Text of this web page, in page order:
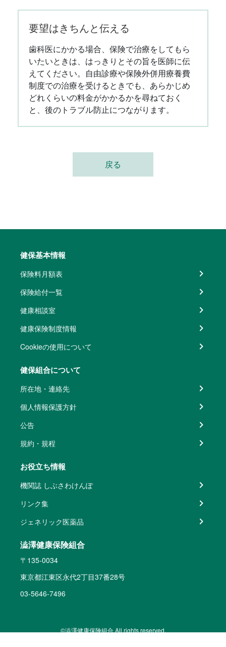
要望はきちんと伝える
歯科医にかかる場合、保険で治療をしてもら
いたいときは、はっきりとその旨を医師に伝
えてください。自由診療や保険外併用療養費
制度での治療を受けるときでも、あらかじめ
どれくらいの料金がかかるかを尋ねておく
と、後のトラブル防止につながります。
戻る
健保基本情報
保険料月額表
保険給付一覧
健康相談室
健康保険制度情報
Cookieの使用について
健保組合について
所在地・連絡先
個人情報保護方針
公告
規約・規程
お役立ち情報
機関誌 しぶさわけんぽ
リンク集
ジェネリック医薬品
澁澤健康保険組合
〒135-0034
東京都江東区永代2丁目37番28号
03-5646-7496
©澁澤健康保険組合 All rights reserved.